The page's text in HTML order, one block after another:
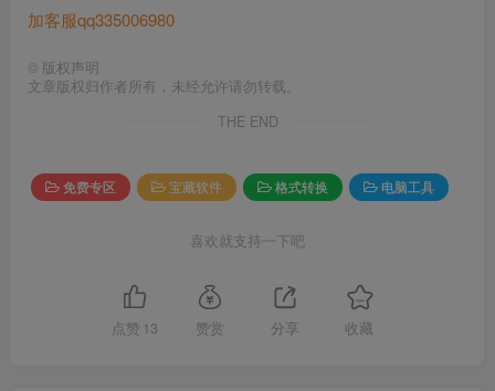
加客服qq335006980
© 版权声明
文章版权归作者所有，未经允许请勿转载。
THE END
免费专区 宝藏软件 格式转换 电脑工具
喜欢就支持一下吧
点赞 13 赞赏 分享 收藏